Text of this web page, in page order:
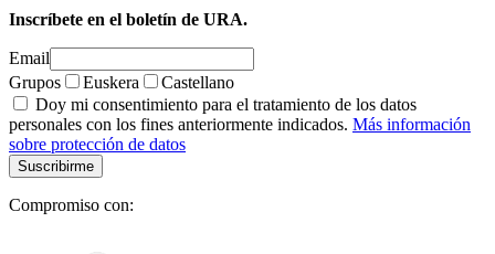
Inscríbete en el boletín de URA.
Email
Grupos
Euskera
Castellano
Doy mi consentimiento para el tratamiento de los datos
personales con los fines anteriormente indicados. Más información
sobre protección de datos
Compromiso con: